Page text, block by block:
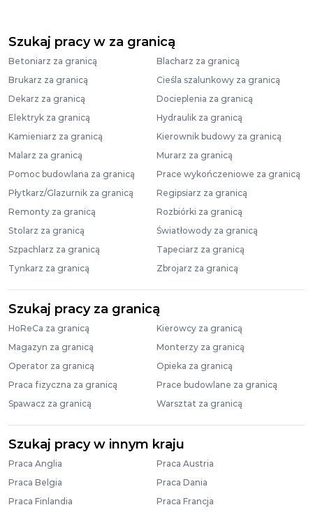
Szukaj pracy w za granicą
Betoniarz za granicą
Blacharz za granicą
Brukarz za granicą
Cieśla szalunkowy za granicą
Dekarz za granicą
Docieplenia za granicą
Elektryk za granicą
Hydraulik za granicą
Kamieniarz za granicą
Kierownik budowy za granicą
Malarz za granicą
Murarz za granicą
Pomoc budowlana za granicą
Prace wykończeniowe za granicą
Płytkarz/Glazurnik za granicą
Regipsiarz za granicą
Remonty za granicą
Rozbiórki za granicą
Stolarz za granicą
Światłowody za granicą
Szpachlarz za granicą
Tapeciarz za granicą
Tynkarz za granicą
Zbrojarz za granicą
Szukaj pracy za granicą
HoReCa za granicą
Kierowcy za granicą
Magazyn za granicą
Monterzy za granicą
Operator za granicą
Opieka za granicą
Praca fizyczna za granicą
Prace budowlane za granicą
Spawacz za granicą
Warsztat za granicą
Szukaj pracy w innym kraju
Praca Anglia
Praca Austria
Praca Belgia
Praca Dania
Praca Finlandia
Praca Francja